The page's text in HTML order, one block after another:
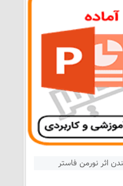
اثر نورمن فاستر